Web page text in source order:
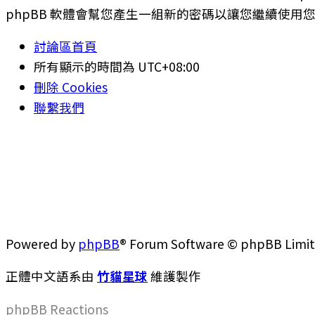
phpBB 軟體會幫您產生一組新的密碼以讓您繼續使用
討論區首頁
所有顯示的時間為 UTC+08:00
刪除 Cookies
聯繫我們
Powered by phpBB® Forum Software © phpBB
正體中文語系由 竹貓星球 維護製作
phpBB Reactions